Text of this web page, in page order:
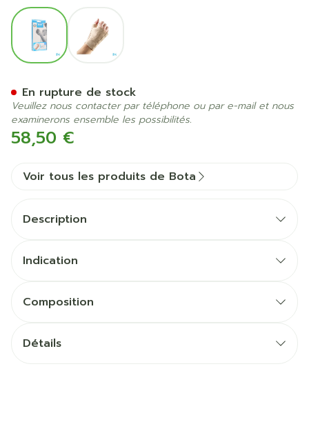
View larger imageView larger image
58,50 €
En rupture de stock
Veuillez nous contacter par téléphone ou par e-mail et nous
examinerons ensemble les possibilités.
Voir tous les produits de Bota
Description
Indication
Composition
Détails